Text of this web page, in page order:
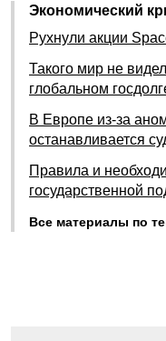
Экономический
Рухнули акции
Такого мир не
глобальном
В Европе из-за
останавливается
Правила и
государственной
Все материалы по